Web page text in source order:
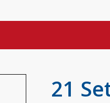
21